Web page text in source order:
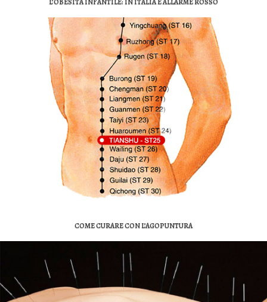
L’OBESITÀ INFANTILE: IN ITALIA È ALLARME ROSSO
COME CURARE CON L’AGOPUNTURA